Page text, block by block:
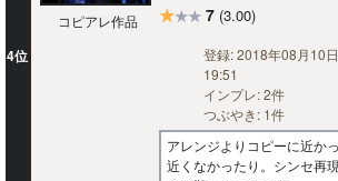
4位
コピアレ作品
★★★ 7 (3.00)
登録: 2018年08月10日
19:51
インプレ: 2件
つぶやき: 1件
アレンジよりコピーに近か
近くなかったり。シンセ再